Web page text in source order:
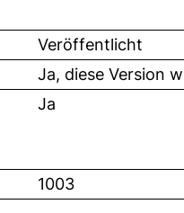
Veröffentlicht
Ja, diese Version
Ja
1003